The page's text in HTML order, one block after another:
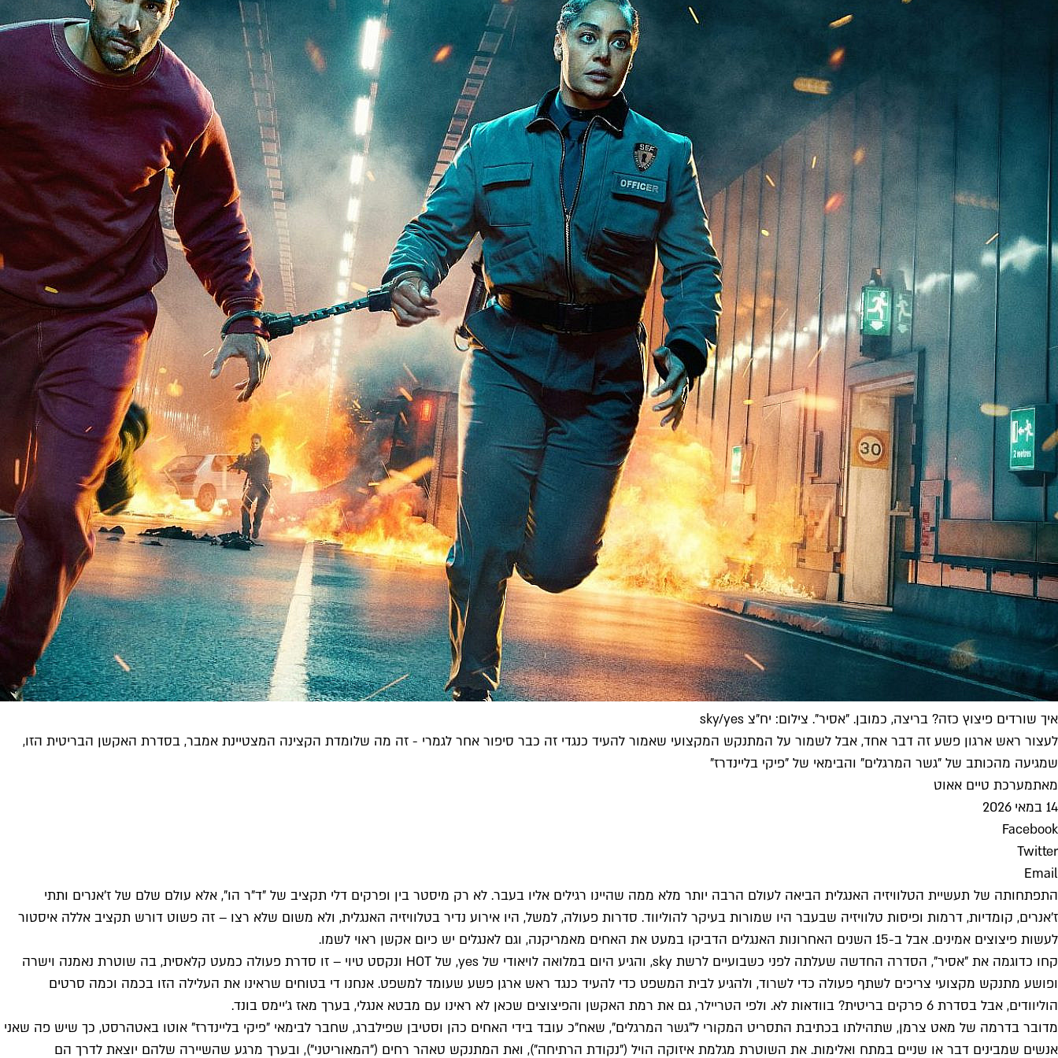
איך שורדים פיצוץ כזה? בריצה, כמובן. "אסיר". צילום: יח"צ sky/yes
לעצור ראש ארגון פשע זה דבר אחד, אבל לשמור על המתנקש המקצועי שאמור להעיד כנגדי זה כבר סיפור אחר לגמרי - זה מה שלומדת הקצינה המצטיינת אמבר, בסדרת האקשן הבריטית הזו,
שמגיעה מהכותב של "גשר המרגלים" והבימאי של "פיקי בליינדרז"
מאתמערכת טיים אאוט
14 במאי 2026
Facebook
Twitter
Email
התפתחותה של תעשיית הטלוויזיה האנגלית הביאה לעולם הרבה יותר מלא ממה שהיינו רגילים אליו בעבר. לא רק מיסטר בין ופרקים דלי תקציב של "ד"ר הו", אלא עולם שלם של ז'אנרים ותתי
ז'אנרים, קומדיות, דרמות ופיסות טלוויזיה שבעבר היו שמורות בעיקר להוליווד. סדרות פעולה, למשל, היו אירוע נדיר בטלוויזיה האנגלית, ולא משום שלא רצו – זה פשוט דורש תקציב אללה איסטור
לעשות פיצוצים אמינים. אבל ב-15 השנים האחרונות האנגלים הדביקו במעט את האחים מאמריקנה, וגם לאנגלים יש כיום אקשן ראוי לשמו.
קחו כדוגמה את "אסיר", הסדרה החדשה שעלתה לפני כשבועיים לרשת sky, והגיע היום במלואה לויאודי של yes, של HOT ונקסט טיוי – זו סדרת פעולה כמעט קלאסית, בה שוטרת נאמנה וישרה
ופושע מתנקש מקצועי צריכים לשתף פעולה כדי לשרוד, ולהגיע לבית המשפט כדי להעיד כנגד ראש ארגן פשע שעומד למשפט. אנחנו די בטוחים שראינו את העלילה הזו בכמה וכמה סרטים
הוליוודים, אבל בסדרת 6 פרקים בריטית? בוודאות לא. ולפי הטריילר, גם את רמת האקשן והפיצוצים שכאן לא ראינו עם מבטא אנגלי, בערך מאז ג'יימס בונד.
מדובר בדרמה של מאט צרמן, שתהילתו בכתיבת התסריט המקורי ל"גשר המרגלים", שאח"כ עובד בידי האחים כהן וסטיבן שפילברג, שחבר לבימאי "פיקי בליינדרז" אוטו באטהרסט, כך שיש פה שאני
אנשים שמבינים דבר או שניים במתח ואלימות. את השוטרת מגלמת איזוקה הויל ("נקודת הרתיחה"), ואת המתנקש טאהר רחים ("המאוריטני"), ובערך מרגע שהשיירה שלהם יוצאת לדרך הם